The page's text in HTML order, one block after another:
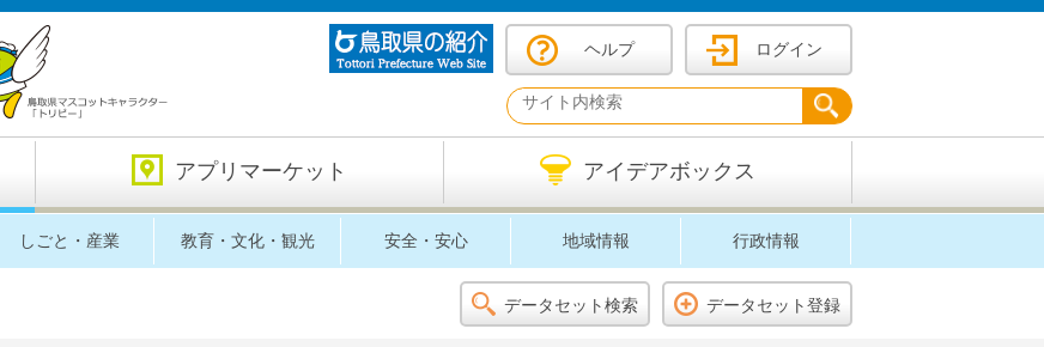
ヘルプ ログイン
アプリマーケット アイデアボックス
しごと・産業 教育・文化・観光 安全・安心 地域情報 行政情報
データセット検索 データセット登録